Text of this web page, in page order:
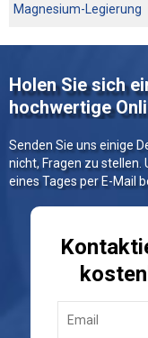
Magnesium-Legierung
Holen Sie sich
hochwertige
Senden Sie uns einige
nicht, Fragen zu
eines Tages per E-Mail